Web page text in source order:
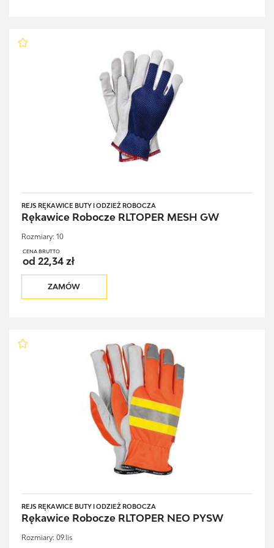
REJS RĘKAWICE BUTY I ODZIEŻ ROBOCZA
Rękawice Robocze RLTOPER MESH GW
Rozmiary: 10
CENA BRUTTO
od 22,34 zł
ZAMÓW
REJS RĘKAWICE BUTY I ODZIEŻ ROBOCZA
Rękawice Robocze RLTOPER NEO PYSW
Rozmiary: 09.lis